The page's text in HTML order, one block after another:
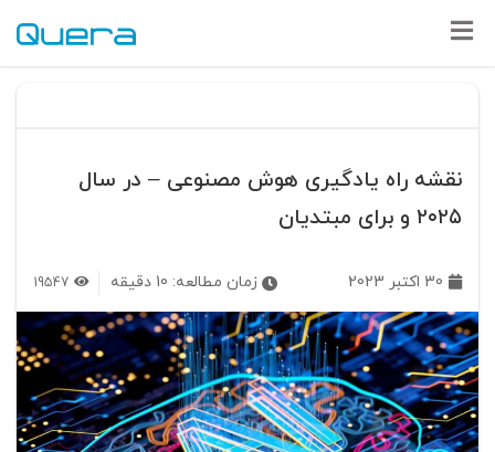
نقشه راه یادگیری هوش مصنوعی – در سال
۲۰۲۵ و برای مبتدیان
30 اکتبر 2023 زمان مطالعه: 10 دقیقه 19547